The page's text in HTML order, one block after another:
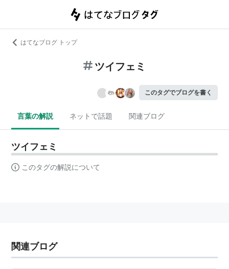
はてなブログ トップ
ツイフェミ
このタグでブログを書く
言葉の解説 ネットで話題 関連ブログ
ツイフェミ
このタグの解説について
関連ブログ